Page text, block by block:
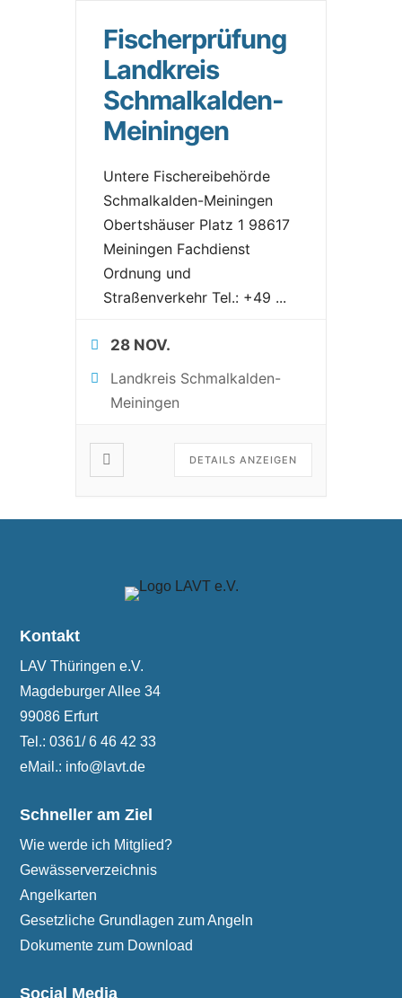
Fischerprüfung
Landkreis
Schmalkalden-
Meiningen
Untere Fischereibehörde
Schmalkalden-Meiningen
Obertshäuser Platz 1 98617
Meiningen Fachdienst
Ordnung und
Straßenverkehr Tel.: +49 ...
28 NOV.
Landkreis Schmalkalden-
Meiningen
DETAILS ANZEIGEN
Kontakt
LAV Thüringen e.V.
Magdeburger Allee 34
99086 Erfurt
Tel.: 0361/ 6 46 42 33
eMail.: info@lavt.de
Schneller am Ziel
Wie werde ich Mitglied?
Gewässerverzeichnis
Angelkarten
Gesetzliche Grundlagen zum Angeln
Dokumente zum Download
Social Media